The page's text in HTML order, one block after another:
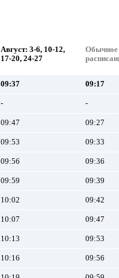
Август: 3-6, 10-12,
17-20, 24-27
Обычное
09:37 09:17
- -
09:47 09:27
09:53 09:33
09:56 09:36
09:59 09:39
10:02 09:42
10:07 09:47
10:13 09:53
10:16 09:56